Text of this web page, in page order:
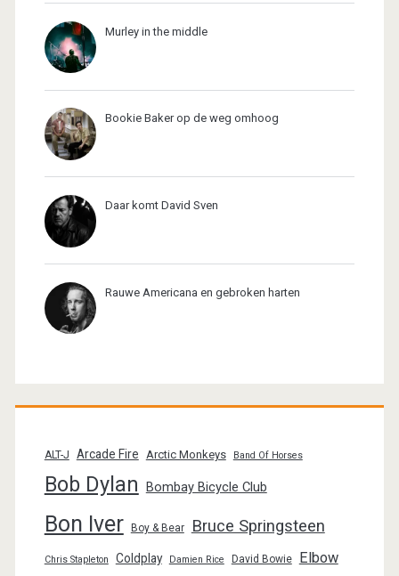
Murley in the middle
Bookie Baker op de weg omhoog
Daar komt David Sven
Rauwe Americana en gebroken harten
ALT-J Arcade Fire Arctic Monkeys Band Of Horses
Bob Dylan Bombay Bicycle Club
Bon Iver Boy & Bear Bruce Springsteen
Chris Stapleton Coldplay Damien Rice David Bowie Elbow